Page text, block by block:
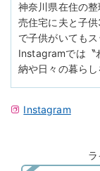
神奈川県在住の
売住宅に夫と子
で子供がいても
Instagramでは〝
納や日々の暮らし
Instagram